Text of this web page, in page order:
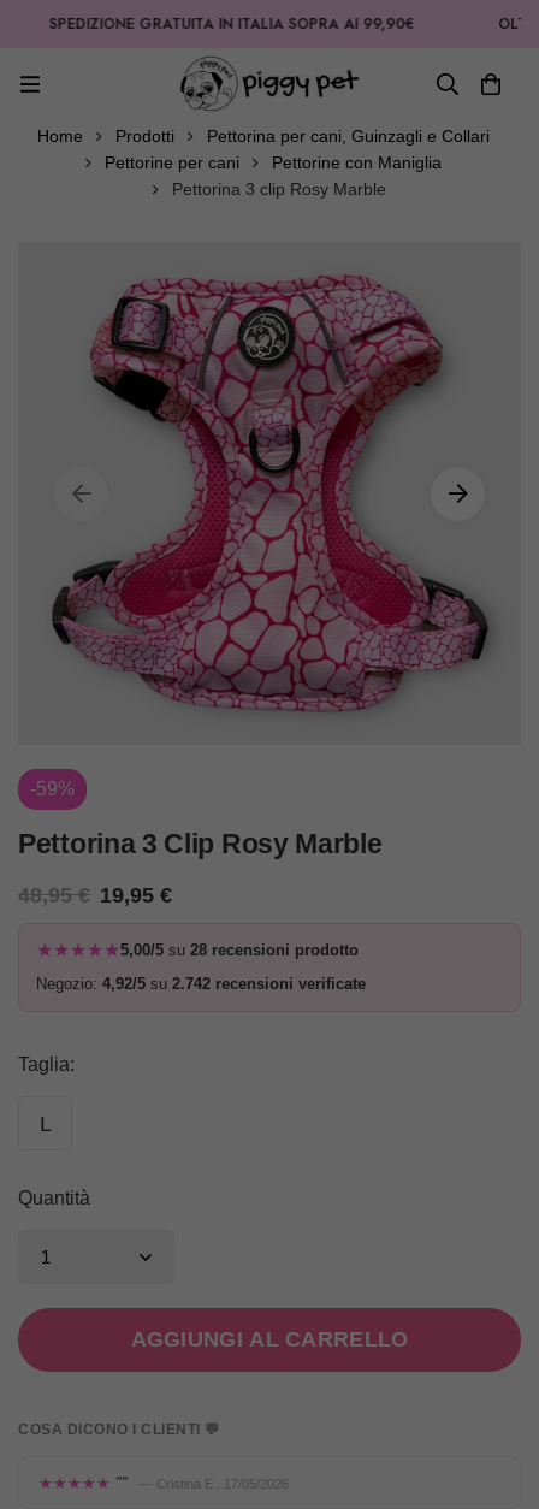
SPEDIZIONE GRATUITA IN ITALIA SOPRA AI 99,90€ OLTRE
Home Prodotti
Pettorina per cani, Guinzagli e Collari
Pettorine per cani
Pettorine con Maniglia
Pettorina 3 clip Rosy Marble
-59%
Pettorina 3 Clip Rosy Marble
48,95€ 19,95 €
★★★★★5,00/5 su 28 recensioni prodotto
Negozio: 4,92/5 su 2.742 recensioni verificate
Taglia:
L
Quantità
AGGIUNGI AL CARRELLO
COSA DICONO I CLIENTI 💬
★★★★★ "" — Cristina E., 17/05/2026